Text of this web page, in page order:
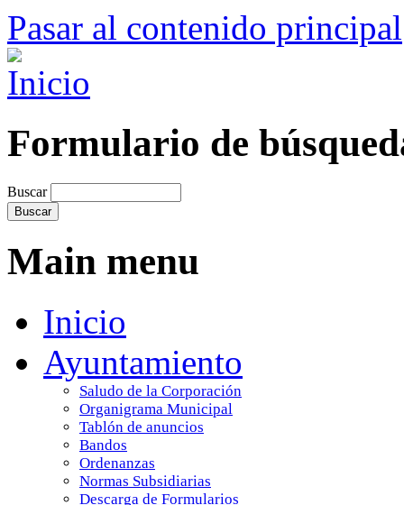
Pasar al contenido principal
Formulario de
Buscar
Main menu
Inicio
Ayuntamiento
Saludo de la Corporación
Organigrama Municipal
Tablón de anuncios
Bandos
Ordenanzas
Normas Subsidiarias
Descarga de Formularios